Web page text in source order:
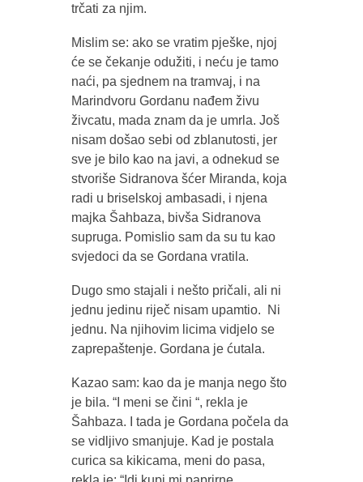
trčati za njim.
Mislim se: ako se vratim pješke, njoj
će se čekanje odužiti, i neću je tamo
naći, pa sjednem na tramvaj, i na
Marindvoru Gordanu nađem živu
živcatu, mada znam da je umrla. Još
nisam došao sebi od zblanutosti, jer
sve je bilo kao na javi, a odnekud se
stvoriše Sidranova šćer Miranda, koja
radi u briselskoj ambasadi, i njena
majka Šahbaza, bivša Sidranova
supruga. Pomislio sam da su tu kao
svjedoci da se Gordana vratila.
Dugo smo stajali i nešto pričali, ali ni
jednu jedinu riječ nisam upamtio. Ni
jednu. Na njihovim licima vidjelo se
zaprepaštenje. Gordana je ćutala.
Kazao sam: kao da je manja nego što
je bila. “I meni se čini “, rekla je
Šahbaza. I tada je Gordana počela da
se vidljivo smanjuje. Kad je postala
curica sa kikicama, meni do pasa,